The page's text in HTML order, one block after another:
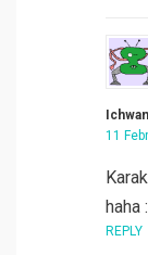
11
haha
REPLY